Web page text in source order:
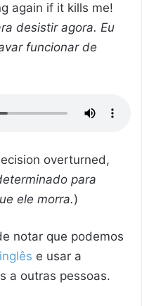
again if it kills me!
desistir agora. Eu
funcionar de
overturned,
para
ele morra.)
notar que podemos
e usar a
a outras pessoas.